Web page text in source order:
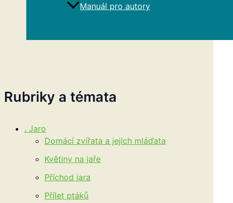
Manuál pro autory
Rubriky a témata
. Jaro
Domácí zvířata a jejich mláďata
Květiny na jaře
Příchod jara
Přílet ptáků